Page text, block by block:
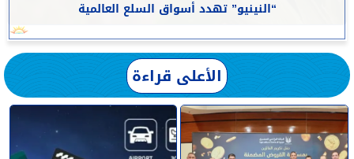
“النينيو” تهدد أسواق السلع العالمية
الأعلى قراءة